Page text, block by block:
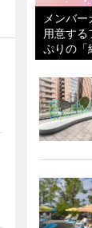
メンバ
用意する
ぷりの「